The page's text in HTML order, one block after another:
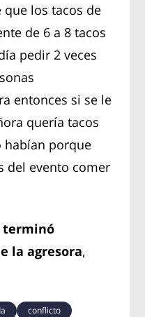
que los tacos de
de 6 a 8 tacos
pedir 2 veces
entonces si se le
quería tacos
habían porque
del evento comer
terminó
la agresora,
conflicto